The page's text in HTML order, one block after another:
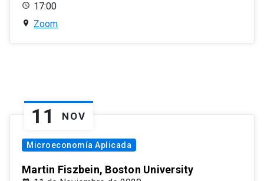
17:00
Zoom
11 NOV
Microeconomía Aplicada
Martin Fiszbein, Boston University